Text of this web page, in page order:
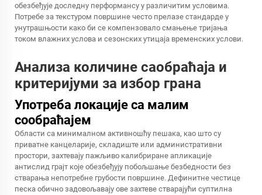
обезбеђује доследну перформансу у различитим условима.
Потребе за текстуром површине често прелазе стандарде у
унутрашњости како би се компензовало смањење тријања
током влажних услова и сезонских утицаја временских услови.
Анализа количине саобраћаја и
критеријуми за избор грана
Употреба локације са малим
сообраћајем
Области са минималном активношћу пешака, као што су
приватне канцеларије, складиште или административни
простори, захтевају пажљиво калибриране апликације
антислид грајт које обезбеђују побољшање безбедности без
стварања непотребне грубости површине. Дефинитне честице
песка обично задовољавају ове захтеве стварајући суптилна